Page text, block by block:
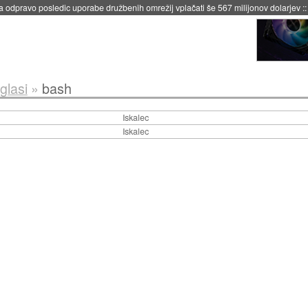
odpravo posledic uporabe družbenih omrežij vplačati še 567 milijonov dolarjev ::
» bash
Iskalec
Iskalec